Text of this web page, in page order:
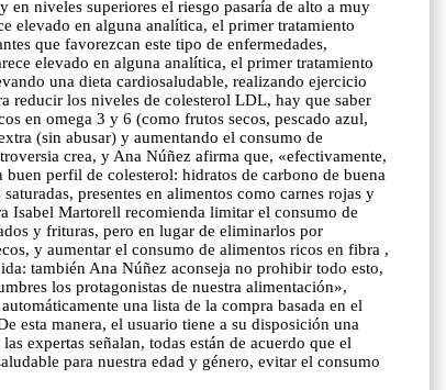
niveles superiores el riesgo pasaría de alto a muy
elevado en alguna analítica, el primer tratamiento
que favorezcan este tipo de enfermedades,
elevado en alguna analítica, el primer tratamiento
una dieta cardiosaludable, realizando ejercicio
reducir los niveles de colesterol LDL, hay que saber
en omega 3 y 6 (como frutos secos, pescado azul,
(sin abusar) y aumentando el consumo de
crea, y Ana Núñez afirma que, «efectivamente,
perfil de colesterol: hidratos de carbono de buena
presentes en alimentos como carnes rojas y
Isabel Martorell recomienda limitar el consumo de
y frituras, pero en lugar de eliminarlos por
y aumentar el consumo de alimentos ricos en fibra ,
también Ana Núñez aconseja no prohibir todo esto,
los protagonistas de nuestra alimentación»,
una lista de la compra basada en el
esta manera, el usuario tiene a su disposición una
expertas señalan, todas están de acuerdo que el
para nuestra edad y género, evitar el consumo